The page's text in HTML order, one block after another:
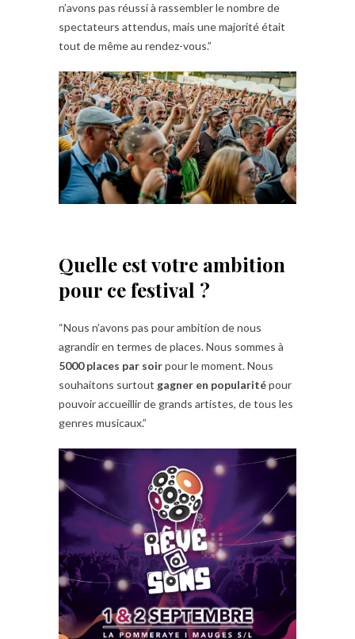
n’avons pas réussi à rassembler le nombre de
spectateurs attendus, mais une majorité était
tout de même au rendez-vous.”
Quelle est votre ambition
pour ce festival ?
“Nous n’avons pas pour ambition de nous
agrandir en termes de places. Nous sommes à
5000 places par soirpour le moment. Nous
souhaitons surtout gagner en popularitépour
pouvoir accueillir de grands artistes, de tous les
genres musicaux.”